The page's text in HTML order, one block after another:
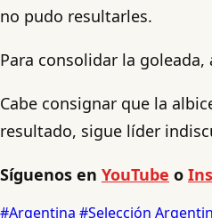
no pudo resultarles.
Para consolidar la
Cabe consignar que la
resultado, sigue líder
Síguenos en YouTube o
#Argentina #Selección